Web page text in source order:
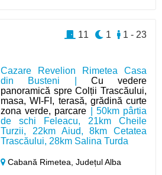
Cazare Revelion Rimetea Casa
din Busteni | Cu vedere
panoramică spre Colții Trascăului,
masa, WI-FI, terasă, grădină curte
zona verde, parcare | 50km pârtia
de schi Feleacu, 21km Cheile
Turzii, 22km Aiud, 8km Cetatea
Trascăului, 28km Salina Turda
Cabană Rimetea,Județul Alba
1 - 23
1
11